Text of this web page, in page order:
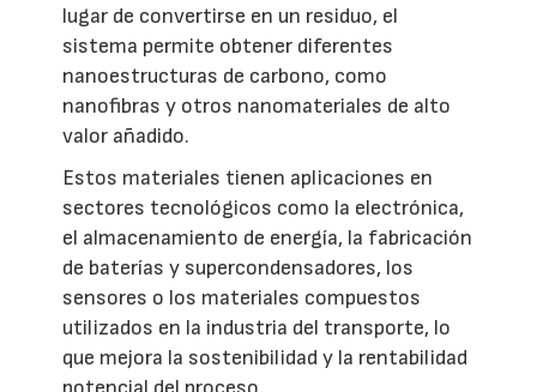
lugar de convertirse en un residuo, el
sistema permite obtener diferentes
nanoestructuras de carbono, como
nanofibras y otros nanomateriales de alto
valor añadido.
Estos materiales tienen aplicaciones en
sectores tecnológicos como la electrónica,
el almacenamiento de energía, la fabricación
de baterías y supercondensadores, los
sensores o los materiales compuestos
utilizados en la industria del transporte, lo
que mejora la sostenibilidad y la rentabilidad